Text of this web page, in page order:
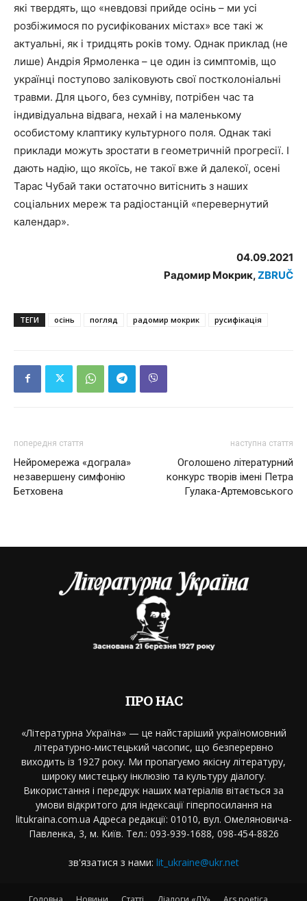
які твердять, що «невдовзі прийде осінь – ми усі
розбіжимося по русифікованих містах» все такі ж
актуальні, як і тридцять років тому. Однак приклад (не
лише) Андрія Ярмоленка – це один із симптомів, що
українці поступово заліковують свої постколоніальні
травми. Для цього, без сумніву, потрібен час та
індивідуальна відвага, нехай і на маленькому
особистому клаптику культурного поля. Однак такі
приклади можуть зростати в геометричній прогресії. І
дають надію, що якоїсь, не такої вже й далекої, осені
Тарас Чубай таки остаточно витіснить з наших
соціальних мереж та радіостанцій «перевернутий
календар».
04.09.2021
Радомир Мокрик,ZBRUČ
ТЕГИ осінь погляд радомир мокрик русифікація
попередня стаття
Нейромережа «дограла»
незавершену симфонію
Бетховена
наступна стаття
Оголошено літературний
конкурс творів імені Петра
Гулака-Артемовського
ПРО НАС
«Літературна Україна» — це найстаріший україномовний
літературно-мистецький часопис, що безперервно
виходить із 1927 року. Ми пропагуємо якісну літературу,
широку мистецьку інклюзію та культуру діалогу.
Використання і передрук наших матеріалів вітається за
умови відкритого для індексації гіперпосилання на
litukraina.com.ua Адреса редакції: 01010, вул. Омеляновича-
Павленка, 3, м. Київ. Тел.: 093-939-1688, 098-454-8826
зв'язатися з нами: lit_ukraine@ukr.net